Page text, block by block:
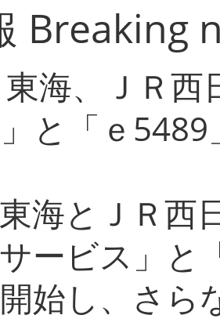
Breaking
海、ＪＲ
と「ｅ
海とＪＲ西
サービス」
始し、さら